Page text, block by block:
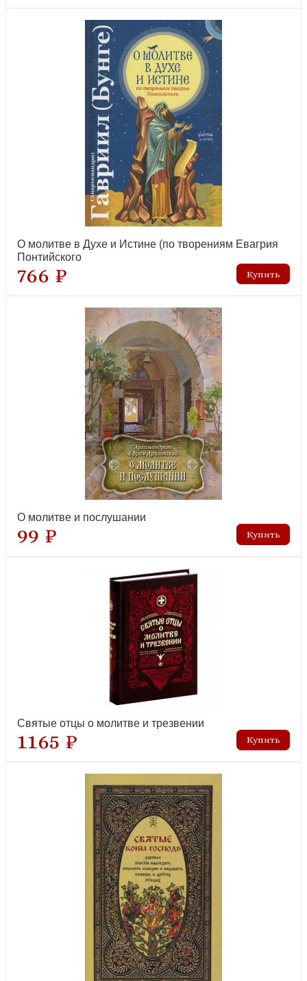
Всенощное бдение в духе древних распевов для смешанного
хора. Сборник нот для исполнения на богослуж
Помянник (подарочн., коричневое. кожа, черненые обрезы
Илиотропион или сообразование человеческой воли с
божественной волей. (Оранта)
Лествица, возводящая на Небо с классическими комментариями
Германа Осецкого (Синопсисъ, 2022)
Лаврские фронтовики
Лица, в которых сияет Христос. Жизнь и духовные дары близких
Богу и людям святых
О молитве в Духе и Истине (по творениям Евагрия
Понтийского
766 ₽
О молитве и послушании
99 ₽
Святые отцы о молитве и трезвении
1165 ₽